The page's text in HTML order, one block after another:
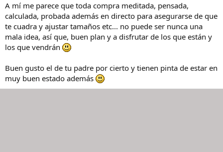
:
A mí me parece que toda compra meditada, pensada,
calculada, probada además en directo para asegurarse de que
te cuadra y ajustar tamaños etc... no puede ser nunca una
mala idea, así que, buen plan y a disfrutar de los que están y
los que vendrán
Buen gusto el de tu padre por cierto y tienen pinta de estar en
muy buen estado además